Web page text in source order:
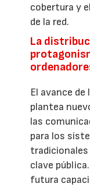
cobertura y
de la red.
La
El avance
plantea
las
para los
clave
futura